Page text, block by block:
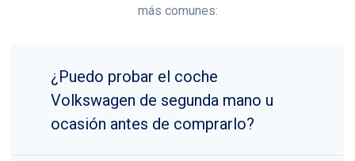
más comunes:
¿Puedo probar el coche
Volkswagen de segunda mano u
ocasión antes de comprarlo?